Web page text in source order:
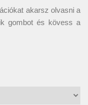
akarsz olvasni a
gombot és kövess a